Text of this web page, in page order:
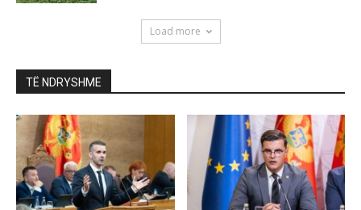
Load more
TË NDRYSHME